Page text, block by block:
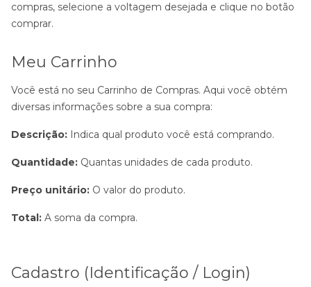
compras, selecione a voltagem desejada e clique no botão
comprar.
Meu Carrinho
Você está no seu Carrinho de Compras. Aqui você obtém
diversas informações sobre a sua compra:
Descrição: Indica qual produto você está comprando.
Quantidade: Quantas unidades de cada produto.
Preço unitário: O valor do produto.
Total: A soma da compra.
Cadastro (Identificação / Login)